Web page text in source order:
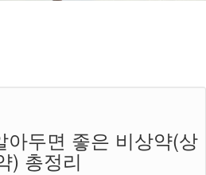
아두면 좋은 비상약(상
) 총정리